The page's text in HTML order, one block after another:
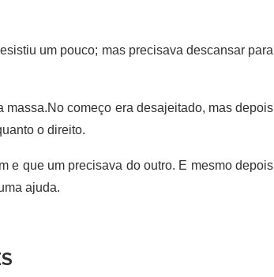
um pouco; mas precisava descansar para
começo era desajeitado, mas depois
o direito.
que um precisava do outro. E mesmo depois
ajuda.